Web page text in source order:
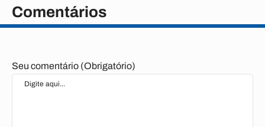
Comentários
Seu comentário (Obrigatório)